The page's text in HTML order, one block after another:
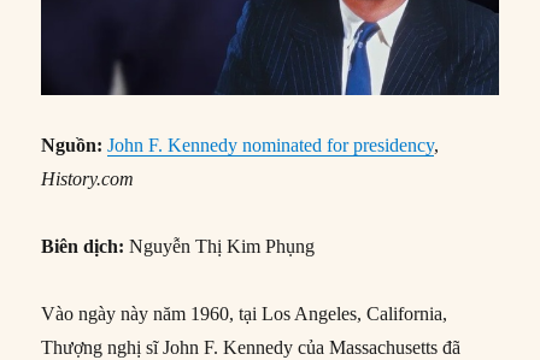
Nguồn:John F. Kennedy nominated for presidency,
History.com
Biên dịch:Nguyễn Thị Kim Phụng
Vào ngày này năm 1960, tại Los Angeles, California,
Thượng nghị sĩ John F. Kennedy của Massachusetts đã